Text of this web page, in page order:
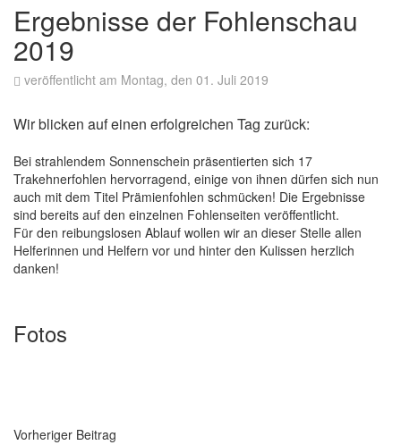
Ergebnisse der Fohlenschau
2019
veröffentlicht am Montag, den 01. Juli 2019
Wir blicken auf einen erfolgreichen Tag zurück:
Bei strahlendem Sonnenschein präsentierten sich 17
Trakehnerfohlen hervorragend, einige von ihnen dürfen sich nun
auch mit dem Titel Prämienfohlen schmücken! Die Ergebnisse
sind bereits auf den einzelnen Fohlenseiten veröffentlicht.
Für den reibungslosen Ablauf wollen wir an dieser Stelle allen
Helferinnen und Helfern vor und hinter den Kulissen herzlich
danken!
Fotos
Vorheriger Beitrag